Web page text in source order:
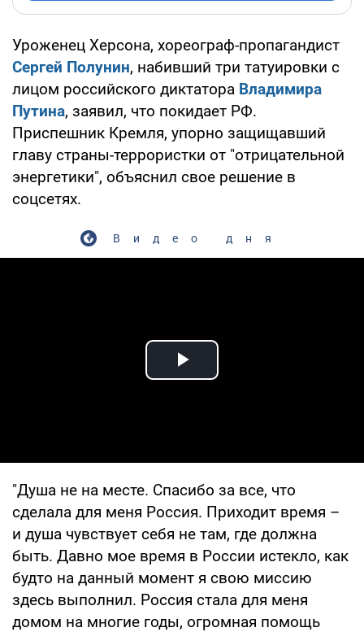
Уроженец Херсона, хореограф-пропагандист
Сергей Полунин, набивший три татуировки с
лицом российского диктатора Владимира
Путина, заявил, что покидает РФ.
Приспешник Кремля, упорно защищавший
главу страны-террористки от "отрицательной
энергетики", объяснил свое решение в
соцсетях.
Видео дня
Play Video
"Душа не на месте. Спасибо за все, что
сделала для меня Россия. Приходит время –
и душа чувствует себя не там, где должна
быть. Давно мое время в России истекло, как
будто на данный момент я свою миссию
здесь выполнил. Россия стала для меня
домом на многие годы, огромная помощь